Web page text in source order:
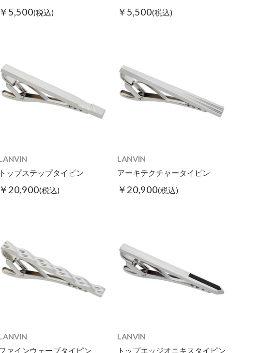
￥5,500(税込) ￥5,500(税込)
トップステップタイピン
￥20,900(税込)
LANVIN
アーキテクチャータイピン
￥20,900(税込)
ァインウェーブタイピン
LANVIN
トップエッジオニキスタイピン